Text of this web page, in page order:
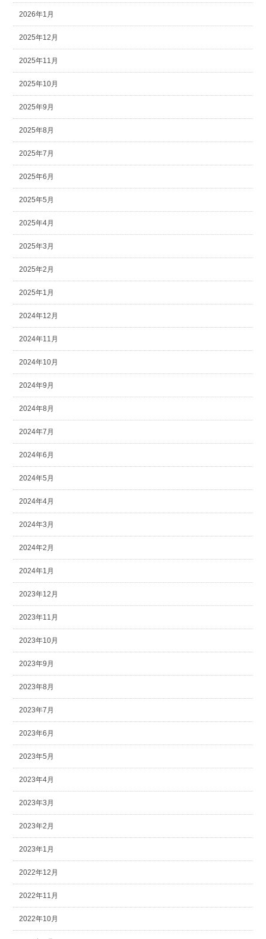
2026年1月
2025年12月
2025年11月
2025年10月
2025年9月
2025年8月
2025年7月
2025年6月
2025年5月
2025年4月
2025年3月
2025年2月
2025年1月
2024年12月
2024年11月
2024年10月
2024年9月
2024年8月
2024年7月
2024年6月
2024年5月
2024年4月
2024年3月
2024年2月
2024年1月
2023年12月
2023年11月
2023年10月
2023年9月
2023年8月
2023年7月
2023年6月
2023年5月
2023年4月
2023年3月
2023年2月
2023年1月
2022年12月
2022年11月
2022年10月